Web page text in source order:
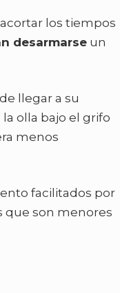
los tiempos
desarmarse un
llegar a su
olla bajo el grifo
menos
facilitados por
que son menores